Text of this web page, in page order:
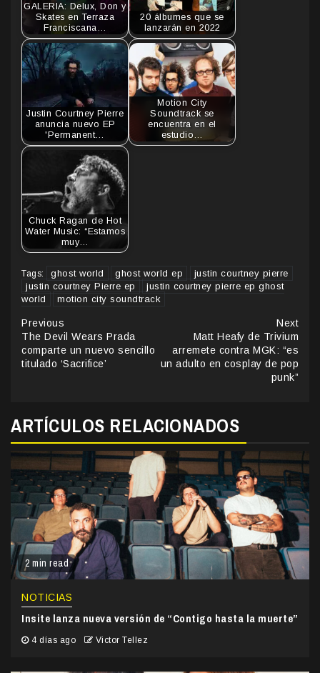
GALERIA: Delux, Don y
Skates en Terraza
Franciscana…
20 álbumes que se
lanzarán en 2022
Justin Courtney Pierre
anuncia nuevo EP
'Permanent…
Motion City
Soundtrack se
encuentra en el
estudio…
Chuck Ragan de Hot
Water Music: “Estamos
muy…
Tags: ghost world ghost world ep
justin courtney pierre
justin courtney Pierre ep
justin courtney pierre ep ghost
world
motion city soundtrack
Continue
Reading
Previous
The Devil Wears Prada
comparte un nuevo sencillo
titulado ‘Sacrifice’
Next
Matt Heafy de Trivium
arremete contra MGK: “es
un adulto en cosplay de pop
punk”
ARTÍCULOS RELACIONADOS
2 min read
NOTICIAS
Insite lanza nueva versión de “Contigo hasta la muerte”
4 días ago Victor Tellez